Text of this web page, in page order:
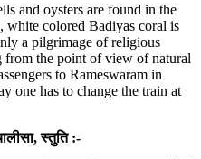
and oysters are found in the
white colored Badiyas coral is
a pilgrimage of religious
the point of view of natural
to Rameswaram in
one has to change the train at
स्तुति :-